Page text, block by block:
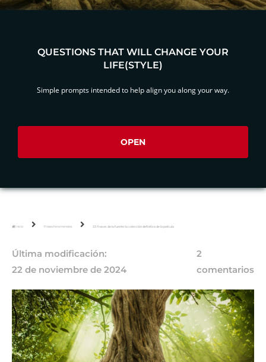
QUESTIONS THAT WILL CHANGE YOUR
LIFE(STYLE)
Simple prompts intended to help align you along your way.
OPEN
Inicio Frases fenomenales 33 Frases de la fuente: la colección definitiva de la película
Última modificación:
22 de noviembre de 2024
2
comentarios